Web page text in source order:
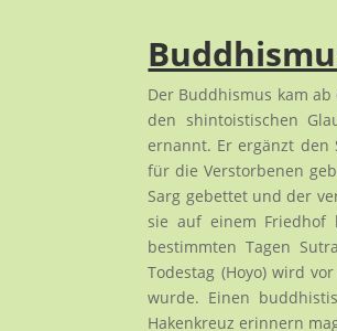
Der Buddhismus kam
den shintoistischen
ernannt. Er ergänzt
für die Verstorbenen
Sarg gebettet und der
sie auf einem Friedhof
bestimmten Tagen
Todestag (Hoyo) wird
wurde. Einen
Hakenkreuz erinnern